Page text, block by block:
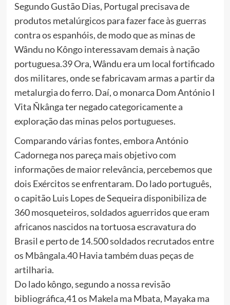
Segundo Gustão Dias, Portugal precisava de
produtos metalúrgicos para fazer face às guerras
contra os espanhóis, de modo que as minas de
Wându no Kôngo interessavam demais à nação
portuguesa.39 Ora, Wându era um local fortificado
dos militares, onde se fabricavam armas a partir da
metalurgia do ferro. Daí, o monarca Dom António I
Vita Ñkânga ter negado categoricamente a
exploração das minas pelos portugueses.
Comparando várias fontes, embora António
Cadornega nos pareça mais objetivo com
informações de maior relevância, percebemos que
dois Exércitos se enfrentaram. Do lado português,
o capitão Luis Lopes de Sequeira disponibiliza de
360 mosqueteiros, soldados aguerridos que eram
africanos nascidos na tortuosa escravatura do
Brasil e perto de 14.500 soldados recrutados entre
os Mbângala.40 Havia também duas peças de
artilharia.
Do lado kôngo, segundo a nossa revisão
bibliográfica,41 os Makela ma Mbata, Mayaka ma